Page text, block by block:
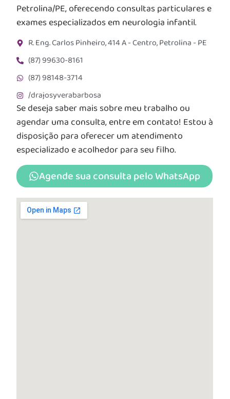
Petrolina/PE, oferecendo consultas particulares e
exames especializados em neurologia infantil.
R. Eng. Carlos Pinheiro, 414 A - Centro, Petrolina - PE
(87) 99630-8161
(87) 98148-3714
/drajosyverabarbosa
Se deseja saber mais sobre meu trabalho ou
agendar uma consulta, entre em contato! Estou à
disposição para oferecer um atendimento
especializado e acolhedor para seu filho.
Agende sua consulta pelo WhatsApp